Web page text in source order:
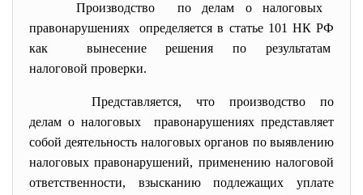
Производство по делам о налоговых
правонарушениях определяется в статье 101 НК РФ
как вынесение решения по результатам
налоговой проверки.
Представляется, что производство по
делам о налоговых правонарушениях представляет
собой деятельность налоговых органов по выявлению
налоговых правонарушений, применению налоговой
ответственности, взысканию подлежащих уплате